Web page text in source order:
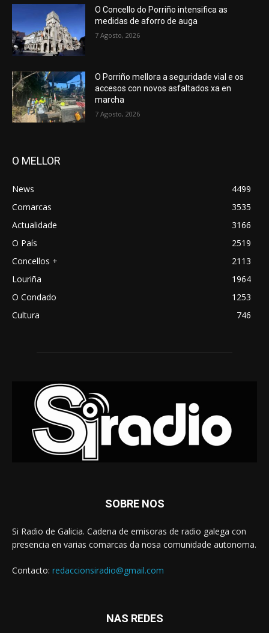
O Concello do Porriño intensifica as
medidas de aforro de auga
7 Agosto, 2026
O Porriño mellora a seguridade vial e os
accesos con novos asfaltados xa en
marcha
7 Agosto, 2026
O MELLOR
News
4499
Comarcas
3535
Actualidade
3166
O País
2519
Concellos +
2113
Louriña
1964
O Condado
1253
Cultura
746
SOBRE NOS
Si Radio de Galicia. Cadena de emisoras de radio galega con
presencia en varias comarcas da nosa comunidade autonoma.
Contacto: redaccionsiradio@gmail.com
NAS REDES